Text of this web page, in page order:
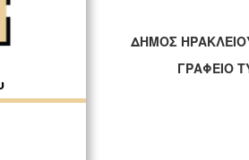
ΔΗΜΟΣ
ΓΡΑΦΕΙΟ